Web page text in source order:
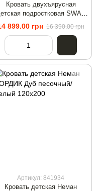
Кровать двухъярусная
подростковая SWAY
Антрацит/Дуб сонома
899.00 грн 16 390.00 грн
Артикул: 841934
Кровать детская Неман